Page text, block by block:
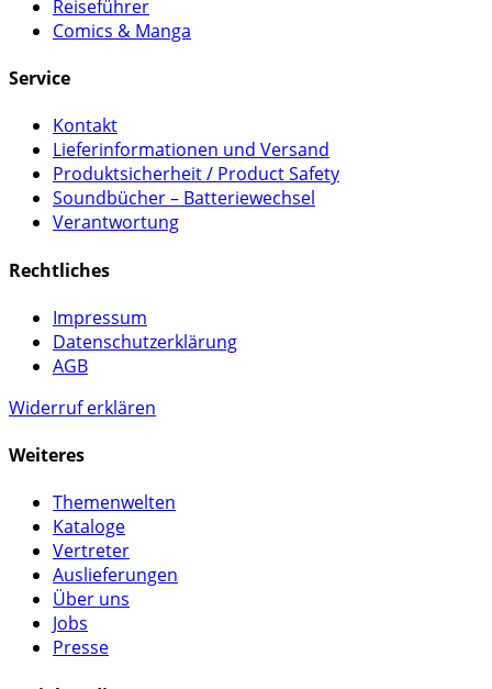
Reiseführer
Comics & Manga
Service
Kontakt
Lieferinformationen und Versand
Produktsicherheit / Product Safety
Soundbücher – Batteriewechsel
Verantwortung
Rechtliches
Impressum
Datenschutzerklärung
AGB
Widerruf erklären
Weiteres
Themenwelten
Kataloge
Vertreter
Auslieferungen
Über uns
Jobs
Presse